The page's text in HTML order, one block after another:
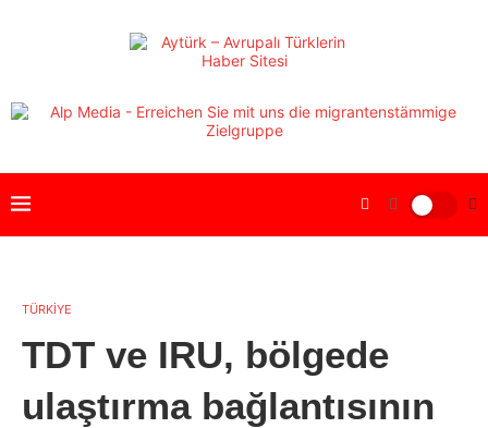
TÜRKİYE
TDT ve IRU, bölgede
ulaştırma bağlantısının